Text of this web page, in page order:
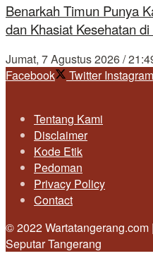
Benarkah Timun Punya
dan Khasiat Kesehatan
Jumat, 7 Agustus 2026 /
Facebook
Twitter Instagram
Tentang Kami
Disclaimer
Kode Etik
Pedoman
Privacy Policy
Contact
© 2022
Seputar Tangerang